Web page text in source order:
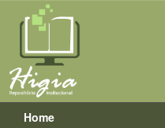
Home